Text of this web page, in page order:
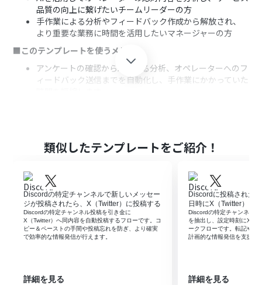
品質の向上に繋げたいチームリーダーの方
手作業による分析やフィードバック作成から解放され、
より重要な業務に時間を活用したいマネージャーの方
■このテンプレートを使うメリット
アンケートの確認からAIによる分析、オペレーターへのフ
ィードバック送信までを自動化し、手作業にかかっていた
■フローボットの流れ
次に、トリガーでDiscordを選択し、「チャンネルでメッ
セージが送信されたら」アクションを設定します。これに
より、指定したチャンネルへのアンケート投稿を検知しま
す。
続いて、オペレーションでAI機能の「テキストを生成す
る」アクションを設定し、トリガーで取得したメッセージ
内容を元に、オペレーター向けのフィードバックを生成
信」アクションを設定し、AIが生成したフィードバックを
類似したテンプレートをご紹介！
Discordの特定チャンネルで新しいメッセー
ジが投稿されたら、X（Twitter）に投稿する
Discordの特定チャンネル投稿を引き金に
X（Twitter）へ同内容を自動投稿するフローです。コ
ピー＆ペーストの手間や投稿忘れを防ぎ、より確実
で効率的な情報発信が行えます。
詳細を見る
Discordに投稿された
日時にX（Twitter）に
Discordの特定チャンネル
を抽出し、設定時刻にX（
ークフローです。転記や予
計画的な情報発信を支援し
詳細を見る